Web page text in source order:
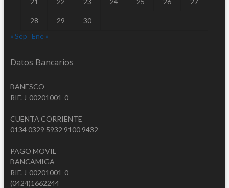
28 29
30
« Sep Ene »
Datos Bancarios
BANESCO
RIF. J-00201001-0
CUENTA CORRIENTE
0134 0329 5932 9100 9432
PAGO MOVIL
BANCAMIGA
RIF. J-00201001-0
(0424)1662244